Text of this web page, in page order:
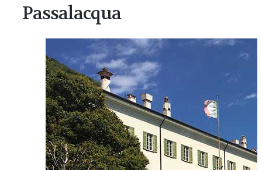
Passalacqua